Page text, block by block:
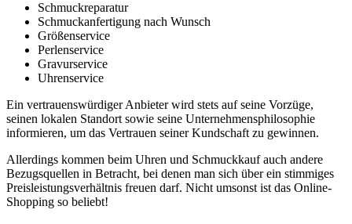
Schmuckreparatur
Schmuckanfertigung nach Wunsch
Größenservice
Perlenservice
Gravurservice
Uhrenservice
Ein vertrauenswürdiger Anbieter wird stets auf seine Vorzüge,
seinen lokalen Standort sowie seine Unternehmensphilosophie
informieren, um das Vertrauen seiner Kundschaft zu gewinnen.
Allerdings kommen beim Uhren und Schmuckkauf auch andere
Bezugsquellen in Betracht, bei denen man sich über ein stimmiges
Preisleistungsverhältnis freuen darf. Nicht umsonst ist das Online-
Shopping so beliebt!